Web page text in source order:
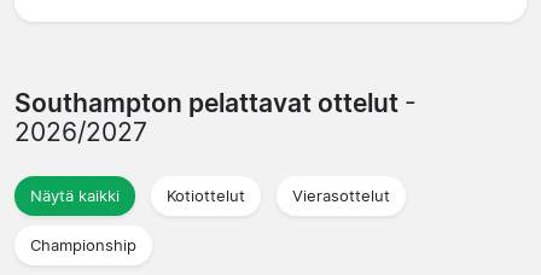
Southampton pelattavat ottelut -
2026/2027
Näytä kaikki Kotiottelut Vierasottelut
Championship